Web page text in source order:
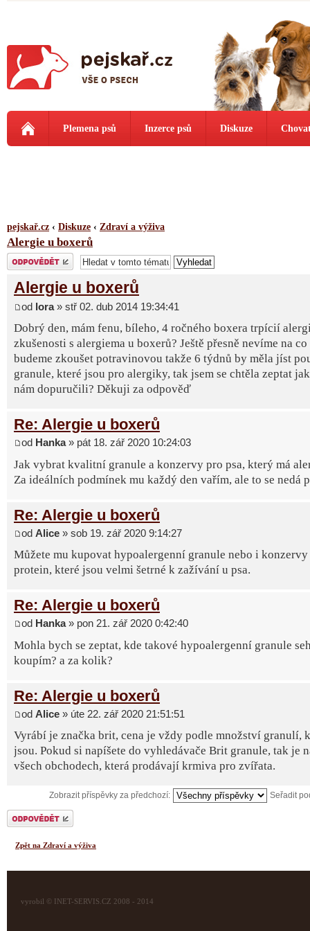
Plemena psů Inzerce psů Diskuze
pejskař.cz ‹ Diskuze ‹ Zdraví a výživa
Alergie u boxerů
Odeslat odpověď
Alergie u boxerů
od lora» stř 02. dub 2014 19:34:41
Dobrý den, mám fenu, bíleho, 4 ročného boxera trpícií
zkušenosti s alergiema u boxerů? Ještě přesně nevíme na
budeme zkoušet potravinovou takže 6 týdnů by měla jíst
granule, které jsou pro alergiky, tak jsem se chtěla zeptat
nám dopuručili? Děkuji za odpověď
Re: Alergie u boxerů
od Hanka» pát 18. zář 2020 10:24:03
Jak vybrat kvalitní granule a konzervy pro psa, který má
Za ideálních podmínek mu každý den vařím, ale to se nedá
Re: Alergie u boxerů
od Alice » sob 19. zář 2020 9:14:27
Můžete mu kupovat hypoalergenní granule nebo i
protein, které jsou velmi šetrné k zažívání u psa.
Re: Alergie u boxerů
od Hanka» pon 21. zář 2020 0:42:40
Mohla bych se zeptat, kde takové hypoalergenní granule
koupím? a za kolik?
Re: Alergie u boxerů
od Alice » úte 22. zář 2020 21:51:51
Vyrábí je značka brit, cena je vždy podle množství granulí,
jsou. Pokud si napíšete do vyhledávače Brit granule, tak je
všech obchodech, která prodávají krmiva pro zvířata.
Zobrazit příspěvky za předchozí: Seřadit
Odeslat odpověď
Zpět na Zdraví a výživa
vyrobil © INET-SERVIS.CZ 2008 - 2014